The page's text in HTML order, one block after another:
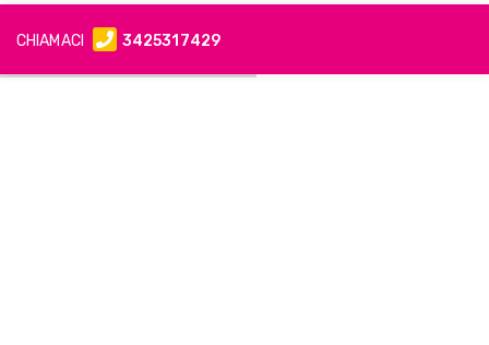
CHIAMACI 3425317429